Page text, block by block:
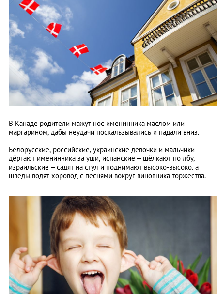
В Канаде родители мажут нос именинника маслом или
маргарином, дабы неудачи поскальзывались и падали вниз.
Белорусские, российские, украинские девочки и мальчики
дёргают именинника за уши, испанские – щёлкают по лбу,
израильские – садят на стул и поднимают высоко-высоко, а
шведы водят хоровод с песнями вокруг виновника торжества.